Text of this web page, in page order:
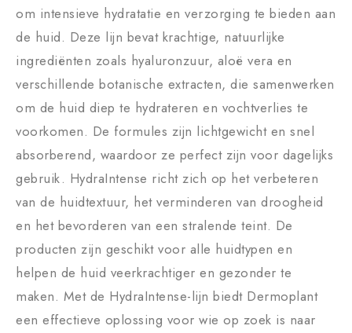
om intensieve hydratatie en verzorging te bieden aan
de huid. Deze lijn bevat krachtige, natuurlijke
ingrediënten zoals hyaluronzuur, aloë vera en
verschillende botanische extracten, die samenwerken
om de huid diep te hydrateren en vochtverlies te
voorkomen. De formules zijn lichtgewicht en snel
absorberend, waardoor ze perfect zijn voor dagelijks
gebruik. HydraIntense richt zich op het verbeteren
van de huidtextuur, het verminderen van droogheid
en het bevorderen van een stralende teint. De
producten zijn geschikt voor alle huidtypen en
helpen de huid veerkrachtiger en gezonder te
maken. Met de HydraIntense-lijn biedt Dermoplant
een effectieve oplossing voor wie op zoek is naar